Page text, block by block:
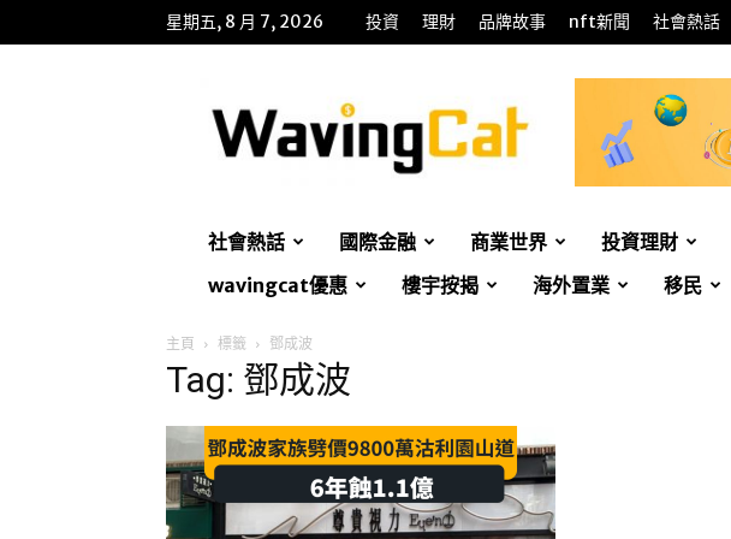
星期五, 8 月 7, 2026 投資 理財 品牌故事 nft新聞 社會熱話
招
財
貓
社會熱話 國際金融 商業世界 投資理財
wavingcat優惠
樓宇按揭 海外置業 移民
主頁 標籤 鄧成波
Tag: 鄧成波